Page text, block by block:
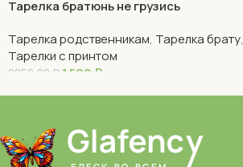
Тарелка братюнь не грузись
Тарелка родственникам, Тарелка брату,
Тарелки с принтом
2250,00 ₽ 1 590 ₽
В Корзину